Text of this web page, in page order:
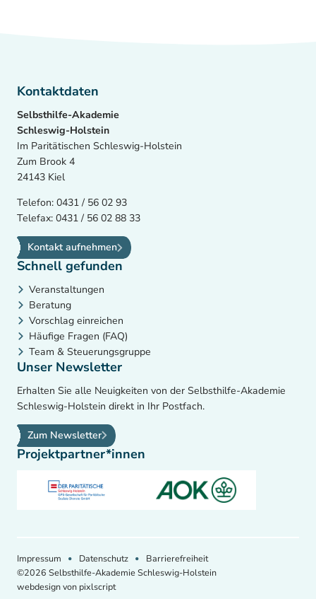
Kontaktdaten
Selbsthilfe-Akademie
Schleswig-Holstein
Im Paritätischen Schleswig-Holstein
Zum Brook 4
24143 Kiel
Telefon: 0431 / 56 02 93
Telefax: 0431 / 56 02 88 33
Kontakt aufnehmen
Schnell gefunden
Veranstaltungen
Beratung
Vorschlag einreichen
Häufige Fragen (FAQ)
Team & Steuerungsgruppe
Unser Newsletter
Erhalten Sie alle Neuigkeiten von der Selbsthilfe-Akademie
Schleswig-Holstein direkt in Ihr Postfach.
Zum Newsletter
Projektpartner*innen
Impressum Datenschutz
Barrierefreiheit
©2026 Selbsthilfe-Akademie Schleswig-Holstein
webdesign von pixlscript